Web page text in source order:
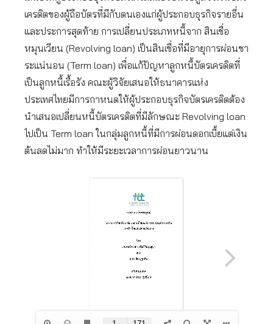
เครดิตของผู้ถือบัตรที่มีกับตนเองแก่ผู้ประกอบธุรกิจรายอื่น
และประการสุดท้าย การเปลี่ยนประเภทหนี้จาก สินเชื่อ
หมุนเวียน (Revolving loan) เป็นสินเชื่อที่มีอายุการผ่อนชา
ระแน่นอน (Term loan) เพื่อแก้ปัญหาลูกหนี้บัตรเครดิตที่
เป็นลูกหนี้เรื้อรัง คณะผู้วิจัยเสนอให้ธนาคารแห่ง
ประเทศไทยมีการกาหนดให้ผู้ประกอบธุรกิจบัตรเครดิตต้อง
นำเสนอเปลี่ยนหนี้บัตรเครดิตที่มีลักษณะ Revolving loan
ไปเป็น Term loan ในกลุ่มลูกหนี้ที่มีการผ่อนดอกเบี้ยแต่เงิน
ต้นลดไม่มาก ทำให้มีระยะเวลาการผ่อนยาวนาน